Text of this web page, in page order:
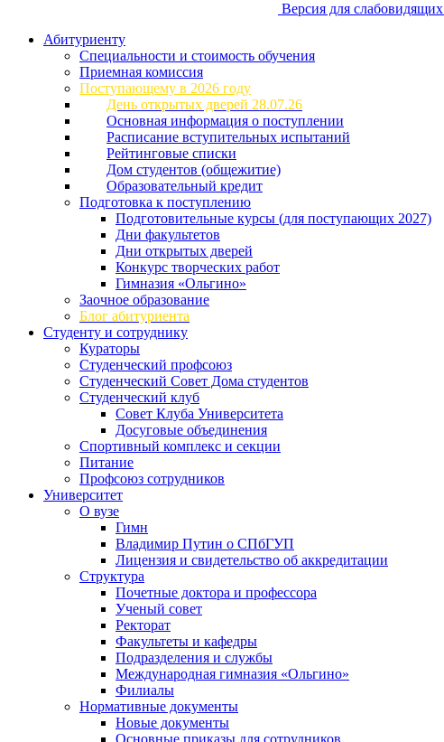
Версия для слабовидящих
Абитуриенту
Специальности и стоимость обучения
Приемная комиссия
Поступающему в 2026 году
День открытых дверей 28.07.26
Основная информация о поступлении
Расписание вступительных испытаний
Рейтинговые списки
Дом студентов (общежитие)
Образовательный кредит
Подготовка к поступлению
Подготовительные курсы (для поступающих 2027)
Дни факультетов
Дни открытых дверей
Конкурс творческих работ
Гимназия «Ольгино»
Заочное образование
Блог абитуриента
Студенту и сотруднику
Кураторы
Студенческий профсоюз
Студенческий Совет Дома студентов
Студенческий клуб
Совет Клуба Университета
Досуговые объединения
Спортивный комплекс и секции
Питание
Профсоюз сотрудников
Университет
О вузе
Гимн
Владимир Путин о СПбГУП
Лицензия и свидетельство об аккредитации
Структура
Почетные доктора и профессора
Ученый совет
Ректорат
Факультеты и кафедры
Подразделения и службы
Международная гимназия «Ольгино»
Филиалы
Нормативные документы
Новые документы
Основные приказы для сотрудников